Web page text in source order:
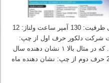
باتری 130 آمپر ساعت دوو کره جنوبی ظرفیت: 130 آمپر ساعت ولتاژ: 12
شرکت دلکور حرف اول از چپ:
نشان دهنده سال تولید باتری می باشد. که در مثال بالا ۱ نشان دهنده سال
۲۰۱۱ می باشد. مثلا: ۲>2012 0>2010 حرف دوم از چپ: نشان دهنده ماه